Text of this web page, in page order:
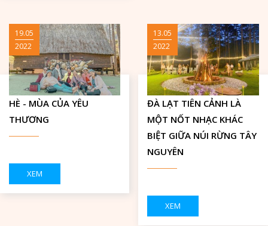
19.05
2022
HÈ - MÙA CỦA YÊU
THƯƠNG
XEM
13.05
2022
ĐÀ LẠT TIÊN CẢNH LÀ
MỘT NỐT NHẠC KHÁC
BIỆT GIỮA NÚI RỪNG TÂY
NGUYÊN
XEM